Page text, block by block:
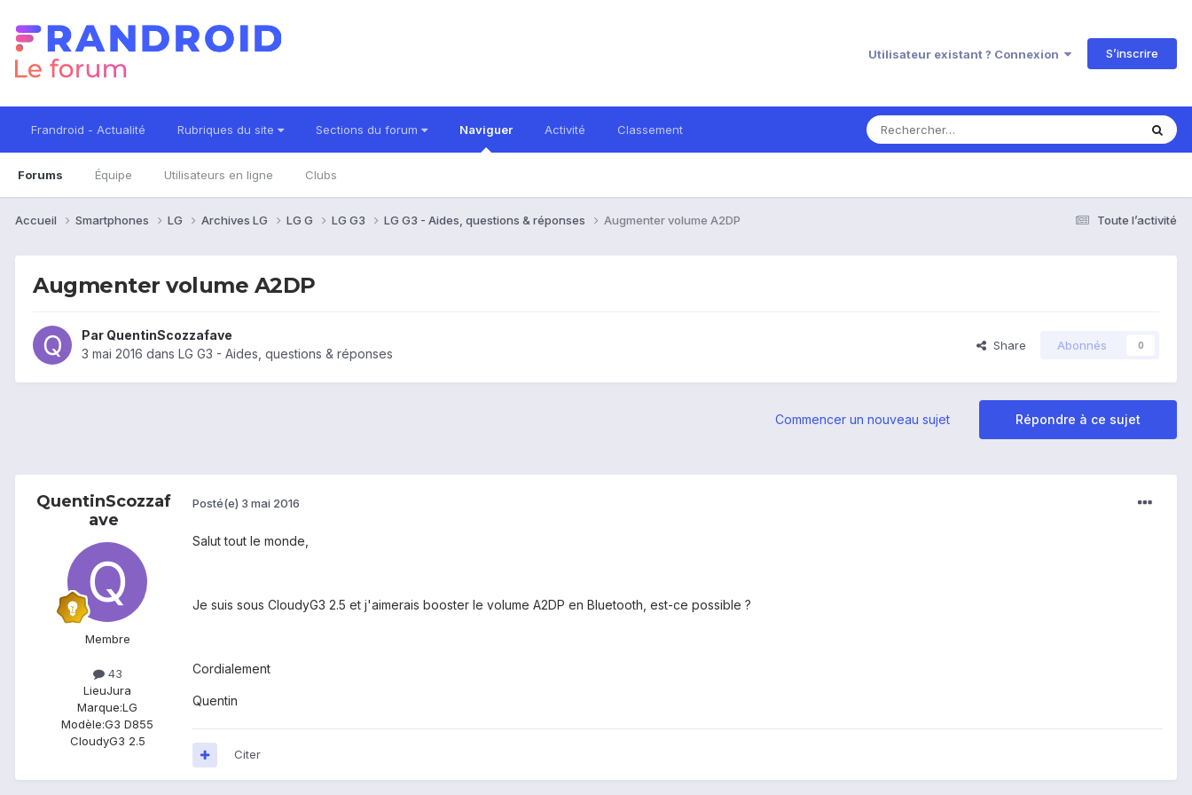
Utilisateur existant ? Connexion S’inscrire
Frandroid - Actualité Rubriques du site Sections du forum Naviguer
Forums Équipe Utilisateurs en ligne Clubs
Activité Classement
Toute l’activité
Accueil Smartphones LG Archives LG LG G LG G3 LG G3 - Aides, questions & réponses Augmenter volume A2DP
Augmenter volume A2DP
Par QuentinScozzafave
3 mai 2016 dans LG G3 - Aides, questions & réponses
Share Abonnés 0
Répondre à ce sujet
Commencer un nouveau sujet
QuentinScozzaf
ave
Membre
43
LieuJura
Marque:LG
Modèle:G3 D855
CloudyG3 2.5
Posté(e) 3 mai 2016
Salut tout le monde,
Je suis sous CloudyG3 2.5 et j'aimerais booster le volume A2DP en Bluetooth, est-ce possible ?
Cordialement
Quentin
Citer